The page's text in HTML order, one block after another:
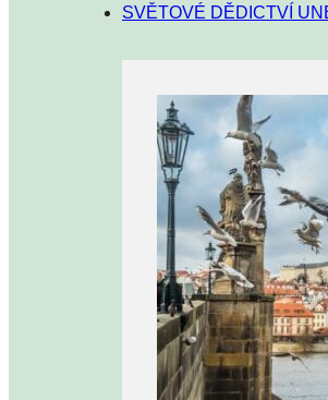
SVĚTOVÉ DĚDICTVÍ